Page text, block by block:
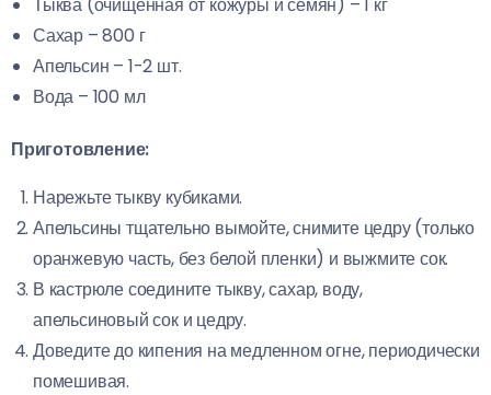
Сахар – 800 г
Апельсин – 1-2 шт.
Вода – 100 мл
Приготовление:
Нарежьте тыкву кубиками.
Апельсины тщательно вымойте, снимите цедру (только
оранжевую часть, без белой пленки) и выжмите сок.
В кастрюле соедините тыкву, сахар, воду,
апельсиновый сок и цедру.
Доведите до кипения на медленном огне, периодически
помешивая.